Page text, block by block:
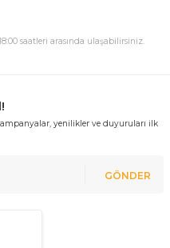
saatleri arasında ulaşabilirsiniz.
yenilikler ve duyuruları ilk
GÖNDER